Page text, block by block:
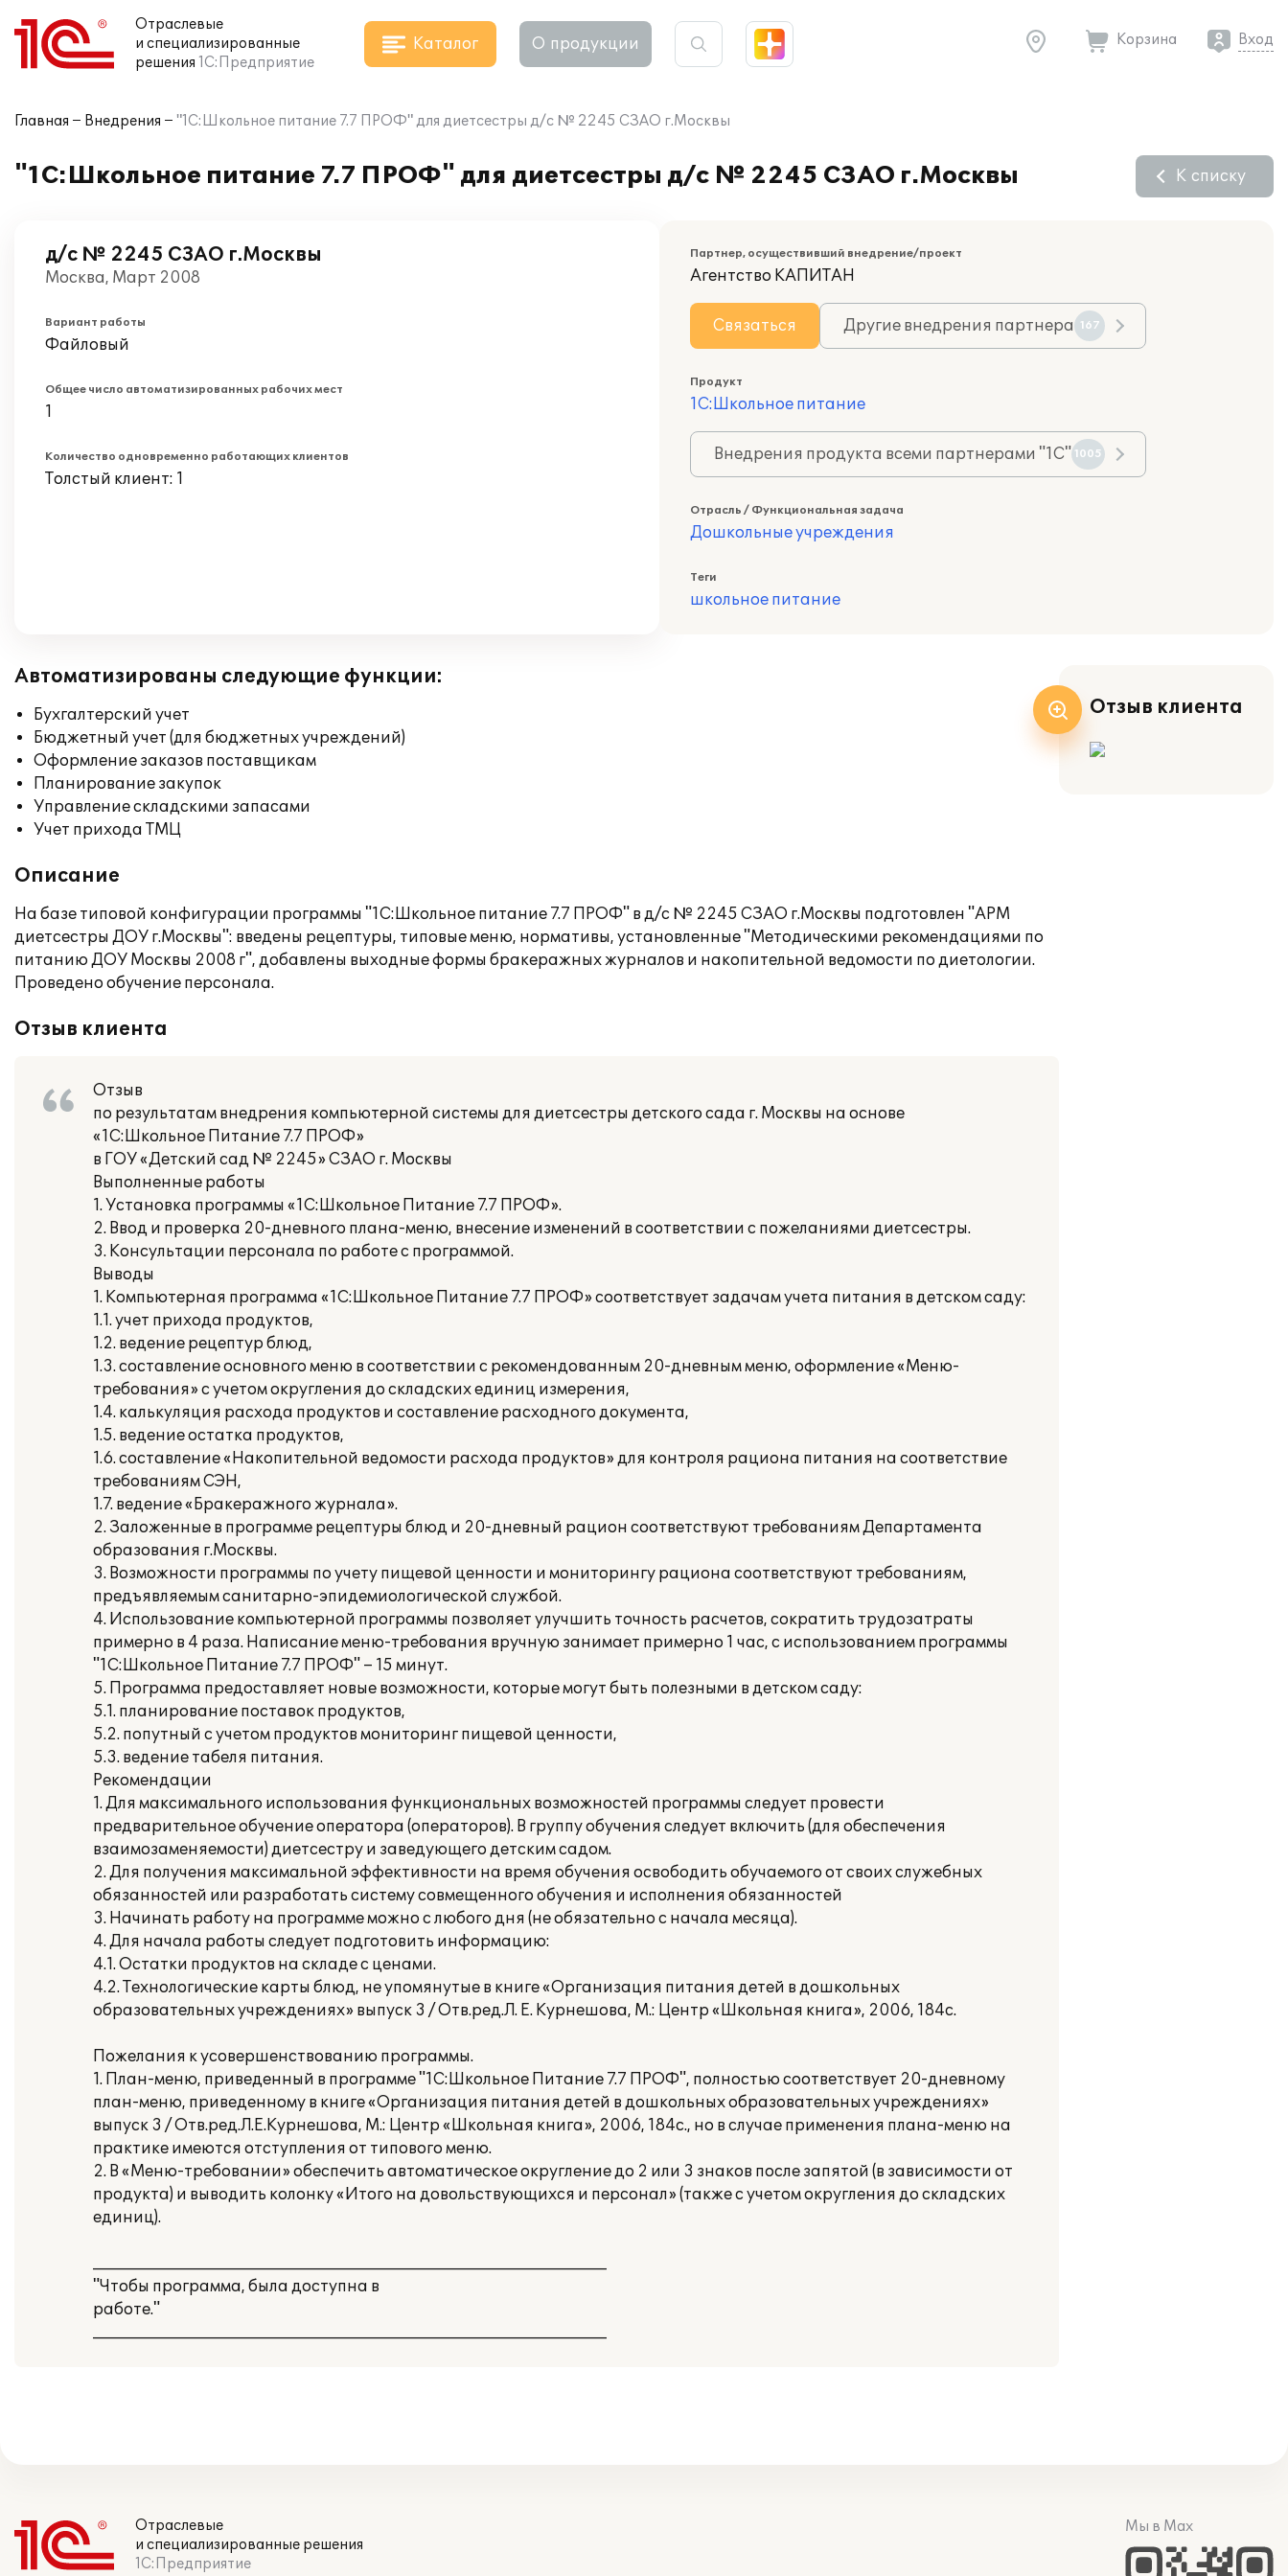
Отраслевые
и специализированные
решения 1С:Предприятие
Каталог О продукции Корзина Вход
Главная Внедрения "1С:Школьное питание 7.7 ПРОФ" для диетсестры д/с № 2245 СЗАО г.Москвы
"1С:Школьное питание 7.7 ПРОФ" для диетсестры д/с № 2245 СЗАО г.Москвы К списку
д/с № 2245 СЗАО г.Москвы
Москва, Март 2008
Вариант работы
Файловый
Общее число автоматизированных рабочих мест
1
Количество одновременно работающих клиентов
Толстый клиент: 1
Партнер, осуществивший внедрение/проект
Агентство КАПИТАН
Связаться Другие внедрения партнера 167
Продукт
1С:Школьное питание
Внедрения продукта всеми партнерами "1С" 1005
Отрасль / Функциональная задача
Дошкольные учреждения
Теги
школьное питание
Автоматизированы следующие функции:
Бухгалтерский учет
Бюджетный учет (для бюджетных учреждений)
Оформление заказов поставщикам
Планирование закупок
Управление складскими запасами
Учет прихода ТМЦ
Описание
На базе типовой конфигурации программы "1С:Школьное питание 7.7 ПРОФ" в д/с № 2245 СЗАО г.Москвы подготовлен "АРМ
диетсестры ДОУ г.Москвы": введены рецептуры, типовые меню, нормативы, установленные "Методическими рекомендациями по
питанию ДОУ Москвы 2008 г", добавлены выходные формы бракеражных журналов и накопительной ведомости по диетологии.
Проведено обучение персонала.
Отзыв клиента
Отзыв
по результатам внедрения компьютерной системы для диетсестры детского сада г. Москвы на основе
«1С:Школьное Питание 7.7 ПРОФ»
в ГОУ «Детский сад № 2245» СЗАО г. Москвы
Выполненные работы
1. Установка программы «1С:Школьное Питание 7.7 ПРОФ».
2. Ввод и проверка 20-дневного плана-меню, внесение изменений в соответствии с пожеланиями диетсестры.
3. Консультации персонала по работе с программой.
Выводы
1. Компьютерная программа «1С:Школьное Питание 7.7 ПРОФ» соответствует задачам учета питания в детском саду:
1.1. учет прихода продуктов,
1.2. ведение рецептур блюд,
1.3. составление основного меню в соответствии с рекомендованным 20-дневным меню, оформление «Меню-
требования» с учетом округления до складских единиц измерения,
1.4. калькуляция расхода продуктов и составление расходного документа,
1.5. ведение остатка продуктов,
1.6. составление «Накопительной ведомости расхода продуктов» для контроля рациона питания на соответствие
требованиям СЭН,
1.7. ведение «Бракеражного журнала».
2. Заложенные в программе рецептуры блюд и 20-дневный рацион соответствуют требованиям Департамента
образования г.Москвы.
3. Возможности программы по учету пищевой ценности и мониторингу рациона соответствуют требованиям,
предъявляемым санитарно-эпидемиологической службой.
4. Использование компьютерной программы позволяет улучшить точность расчетов, сократить трудозатраты
примерно в 4 раза. Написание меню-требования вручную занимает примерно 1 час, с использованием программы
"1С:Школьное Питание 7.7 ПРОФ" – 15 минут.
5. Программа предоставляет новые возможности, которые могут быть полезными в детском саду:
5.1. планирование поставок продуктов,
5.2. попутный с учетом продуктов мониторинг пищевой ценности,
5.3. ведение табеля питания.
Рекомендации
1. Для максимального использования функциональных возможностей программы следует провести
предварительное обучение оператора (операторов). В группу обучения следует включить (для обеспечения
взаимозаменяемости) диетсестру и заведующего детским садом.
2. Для получения максимальной эффективности на время обучения освободить обучаемого от своих служебных
обязанностей или разработать систему совмещенного обучения и исполнения обязанностей
3. Начинать работу на программе можно с любого дня (не обязательно с начала месяца).
4. Для начала работы следует подготовить информацию:
4.1. Остатки продуктов на складе с ценами.
4.2. Технологические карты блюд, не упомянутые в книге «Организация питания детей в дошкольных
образовательных учреждениях» выпуск 3 / Отв.ред.Л. Е. Курнешова, М.: Центр «Школьная книга», 2006, 184с.
Пожелания к усовершенствованию программы.
1. План-меню, приведенный в программе "1С:Школьное Питание 7.7 ПРОФ", полностью соответствует 20-дневному
план-меню, приведенному в книге «Организация питания детей в дошкольных образовательных учреждениях»
выпуск 3 / Отв.ред.Л.Е.Курнешова, М.: Центр «Школьная книга», 2006, 184с., но в случае применения плана-меню на
практике имеются отступления от типового меню.
2. В «Меню-требовании» обеспечить автоматическое округление до 2 или 3 знаков после запятой (в зависимости от
продукта) и выводить колонку «Итого на довольствующихся и персонал» (также с учетом округления до складских
единиц).
___________________________________________________________________
"Чтобы программа, была доступна в
работе."
___________________________________________________________________
Отзыв клиента
Отраслевые
и специализированные решения
1С:Предприятие
Мы в Max